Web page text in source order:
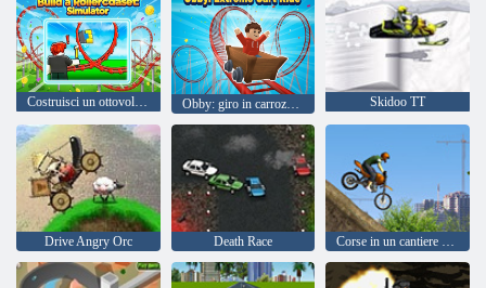
Costruisci un ottovolante: simulatore Obby: giro in carrozza estrema Skidoo TT
Drive Angry Orc Death Race Corse in un cantiere edile